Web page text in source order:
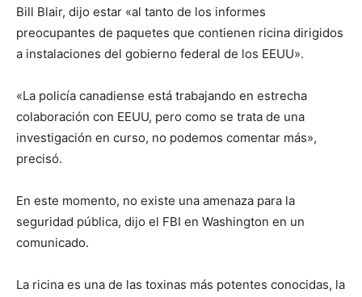
Bill Blair, dijo estar «al tanto de los informes
preocupantes de paquetes que contienen ricina dirigidos
a instalaciones del gobierno federal de los EEUU».
«La policía canadiense está trabajando en estrecha
colaboración con EEUU, pero como se trata de una
investigación en curso, no podemos comentar más»,
precisó.
En este momento, no existe una amenaza para la
seguridad pública, dijo el FBI en Washington en un
comunicado.
La ricina es una de las toxinas más potentes conocidas, la